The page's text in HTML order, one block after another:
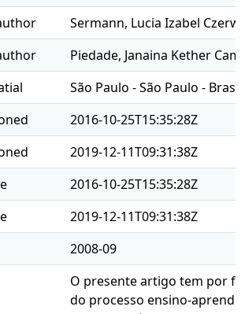
Sermann, Lucia Izabel
Piedade, Janaina Kether
São Paulo - São Paulo - Brasil
2016-10-25T15:35:28Z
2019-12-11T09:31:38Z
2016-10-25T15:35:28Z
2019-12-11T09:31:38Z
2008-09
O presente artigo tem por
do processo ensino-